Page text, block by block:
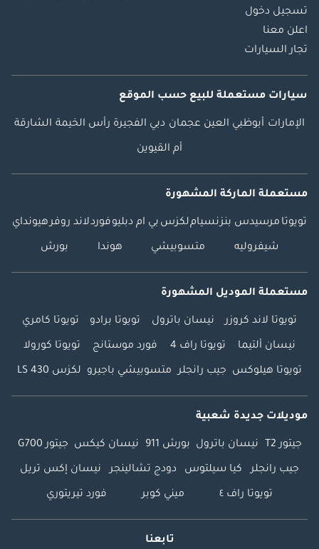
تسجيل دخول
اعلن معنا
تجار السيارات
سيارات مستعملة للبيع حسب الموقع
الإمارات أبوظبي العين عجمان دبي الفجيرة رأس الخيمة الشارقة
أم القيوين
مستعملة الماركة المشهورة
تويوتا مرسيدس بنزنسياملكزس بي ام دبليوفوردلاند روفرهيونداي
شيفروليه متسوبيشي هوندا بورش
مستعملة الموديل المشهورة
تويوتا لاند كروزر نيسان باترول تويوتا برادو تويوتا كامري
نيسان ألتيما تويوتا راف 4 فورد موستانج تويوتا كورولا
تويوتا هيلوكس جيب رانجلر متسوبيشي باجيرو لكزس LS 430
موديلات جديدة شعبية
جيتور T2 نيسان باترول بورش 911 نيسان كيكس جيتور G700
جيب رانجلر كيا سيلتوس دودج تشالينجر نيسان إكس تريل
تويوتا راف ٤ ميني كوبر فورد تيريتوري
تابعنا